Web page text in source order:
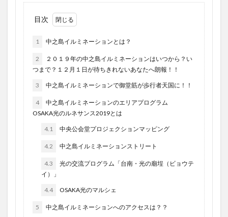
目次
1 中之島イルミネーションとは？
2
２０１９年の中之島イルミネーションはいつから？い
つまで？１２月１日が待ちきれないあなたへ朗報！！
3 中之島イルミネーションで御堂筋が歩行者天国に！！
4
中之島イルミネーションのエリアプログラム
OSAKA光のルネサンス2019とは
4.1 中央公会堂プロジェクションマッピング
4.2 中之島イルミネーションストリート
4.3
光の交流プログラム「台南・光の廟埕（ビョウテ
イ）」
4.4 OSAKA光のマルシェ
5 中之島イルミネーションへのアクセスは？？